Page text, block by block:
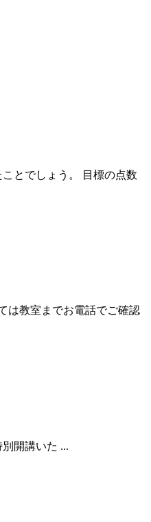
とでしょう。 目標の点数
は教室までお電話でご確認
開講いた ...